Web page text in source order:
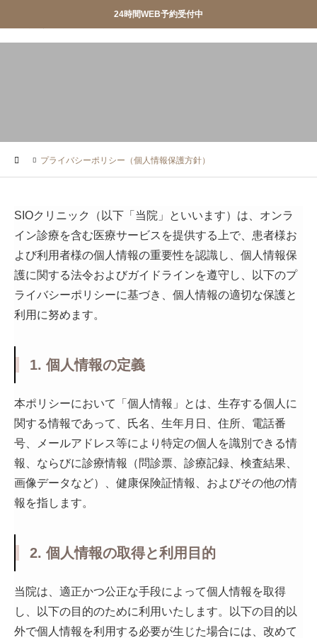
24時間WEB予約受付中
産婦人科SIOクリニック
プライバシーポリシー（個人情報保護方針）
SIOクリニック（以下「当院」といいます）は、オンラ
イン診療を含む医療サービスを提供する上で、患者様お
よび利用者様の個人情報の重要性を認識し、個人情報保
護に関する法令およびガイドラインを遵守し、以下のプ
ライバシーポリシーに基づき、個人情報の適切な保護と
利用に努めます。
1. 個人情報の定義
本ポリシーにおいて「個人情報」とは、生存する個人に
関する情報であって、氏名、生年月日、住所、電話番
号、メールアドレス等により特定の個人を識別できる情
報、ならびに診療情報（問診票、診療記録、検査結果、
画像データなど）、健康保険証情報、およびその他の情
報を指します。
2. 個人情報の取得と利用目的
当院は、適正かつ公正な手段によって個人情報を取得
し、以下の目的のために利用いたします。以下の目的以
外で個人情報を利用する必要が生じた場合には、改めて
産婦人科SIOクリニック
WEB予約
 調剤薬局  privacypolicy
 特定商取引法に基づく表記
オンライン診療
診療案内
メディカルダイエット
WEB予約